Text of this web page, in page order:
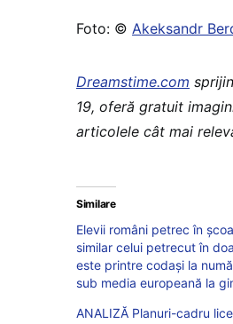
Foto: © Akeksandr
Dreamstime.com
19, oferă gratuit
articolele cât mai
Similare
Elevii români petrec în
similar celui petrecut în
este printre codași la
sub media europeană la
ANALIZĂ Planuri-cadru